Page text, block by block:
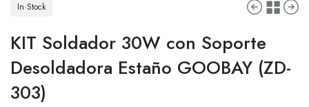
In Stock
KIT Soldador 30W con Soporte
Desoldadora Estaño GOOBAY (ZD-
303)